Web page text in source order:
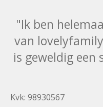
"Ik ben
van
is geweldig een
Kvk: 98930567